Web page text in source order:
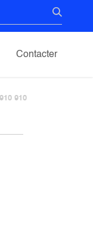
Contacter
910